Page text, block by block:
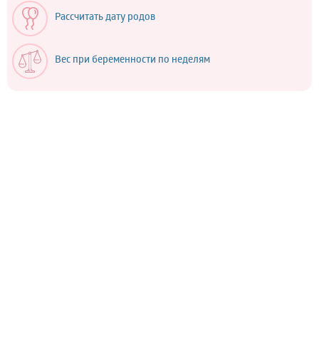
Рассчитать дату родов
Вес при беременности по неделям